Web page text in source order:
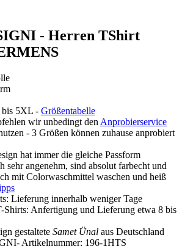
- Herren TShirt
bis 5XL - Größentabelle
wir unbedingt den Anprobierservice
- 3 Größen können zuhause anprobiert
hat immer die gleiche Passform
sehr angenehm, sind absolut farbecht und
mit Colorwaschmittel waschen und heiß
Lieferung innerhalb weniger Tage
Shirts: Anfertigung und Lieferung etwa 8 bis
gestaltete Samet Ünal aus Deutschland
Artikelnummer: 196-1HTS